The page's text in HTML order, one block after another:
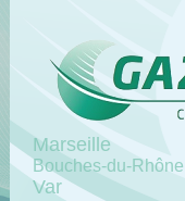
Marseille
Bouches-du-Rhône
Var